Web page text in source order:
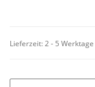
Lieferzeit:2 - 5 Werktage